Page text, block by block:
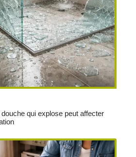
qui explose peut affecter